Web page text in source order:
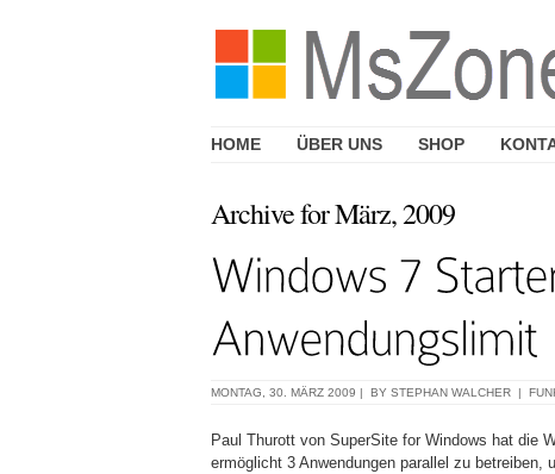
HOME ÜBER UNS SHOP
Archive for März, 2009
MONTAG, 30. MÄRZ 2009 | BY STEPHAN WALCHER |
Paul Thurott von SuperSite for Windows hat die
ermöglicht 3 Anwendungen parallel zu